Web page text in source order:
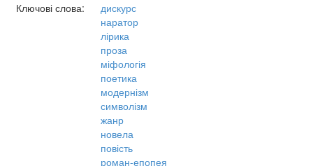
Ключові слова:
дискурс
наратор
лірика
проза
міфологія
поетика
модернізм
символізм
жанр
новела
повість
роман-епопея